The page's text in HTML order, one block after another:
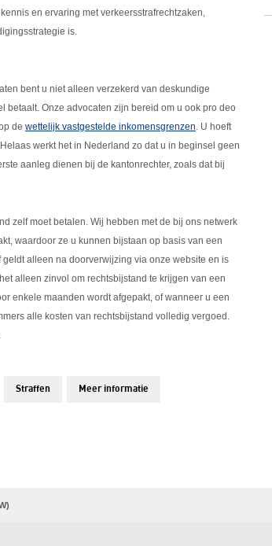
en ervaring met verkeersstrafrechtzaken,
is.
bent u niet alleen verzekerd van deskundige
betaalt. Onze advocaten zijn bereid om u ook pro deo
de wettelijk vastgestelde inkomensgrenzen. U hoeft
werkt het in Nederland zo dat u in beginsel geen
aanleg dienen bij de kantonrechter, zoals dat bij
zelf moet betalen. Wij hebben met de bij ons netwerk
waardoor ze u kunnen bijstaan op basis van een
alleen na doorverwijzing via onze website en is
alleen zinvol om rechtsbijstand te krijgen van een
enkele maanden wordt afgepakt, of wanneer u een
alle kosten van rechtsbijstand volledig vergoed.
Straffen Meer informatie